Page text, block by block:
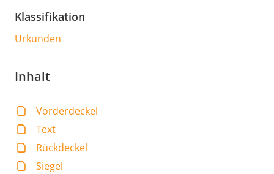
Klassifikation
Urkunden
Inhalt
Vorderdeckel
Text
Rückdeckel
Siegel